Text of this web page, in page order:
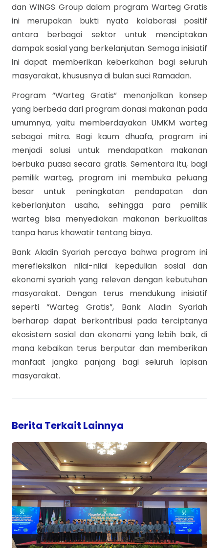
dan WINGS Group dalam program Warteg Gratis
ini merupakan bukti nyata kolaborasi positif
antara berbagai sektor untuk menciptakan
dampak sosial yang berkelanjutan. Semoga inisiatif
ini dapat memberikan keberkahan bagi seluruh
masyarakat, khususnya di bulan suci Ramadan.
Program “Warteg Gratis” menonjolkan konsep
yang berbeda dari program donasi makanan pada
umumnya, yaitu memberdayakan UMKM warteg
sebagai mitra. Bagi kaum dhuafa, program ini
menjadi solusi untuk mendapatkan makanan
berbuka puasa secara gratis. Sementara itu, bagi
pemilik warteg, program ini membuka peluang
besar untuk peningkatan pendapatan dan
keberlanjutan usaha,sehingga para pemilik
warteg bisa menyediakan makanan berkualitas
tanpa harus khawatir tentang biaya.
Bank Aladin Syariah percaya bahwa program ini
merefleksikan nilai-nilai kepedulian sosial dan
ekonomi syariah yang relevan dengan kebutuhan
masyarakat. Dengan terus mendukung inisiatif
seperti “Warteg Gratis”, Bank Aladin Syariah
berharap dapat berkontribusi pada terciptanya
ekosistem sosial dan ekonomi yang lebih baik, di
mana kebaikan terus berputar dan memberikan
manfaat jangka panjang bagi seluruh lapisan
masyarakat.
Berita Terkait Lainnya